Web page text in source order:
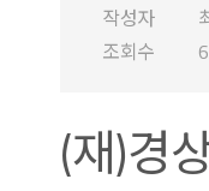
작성자
조회수
(재)경